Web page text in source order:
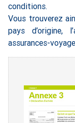
conditions.
Vous trouverez
pays d’origine,
assurances-